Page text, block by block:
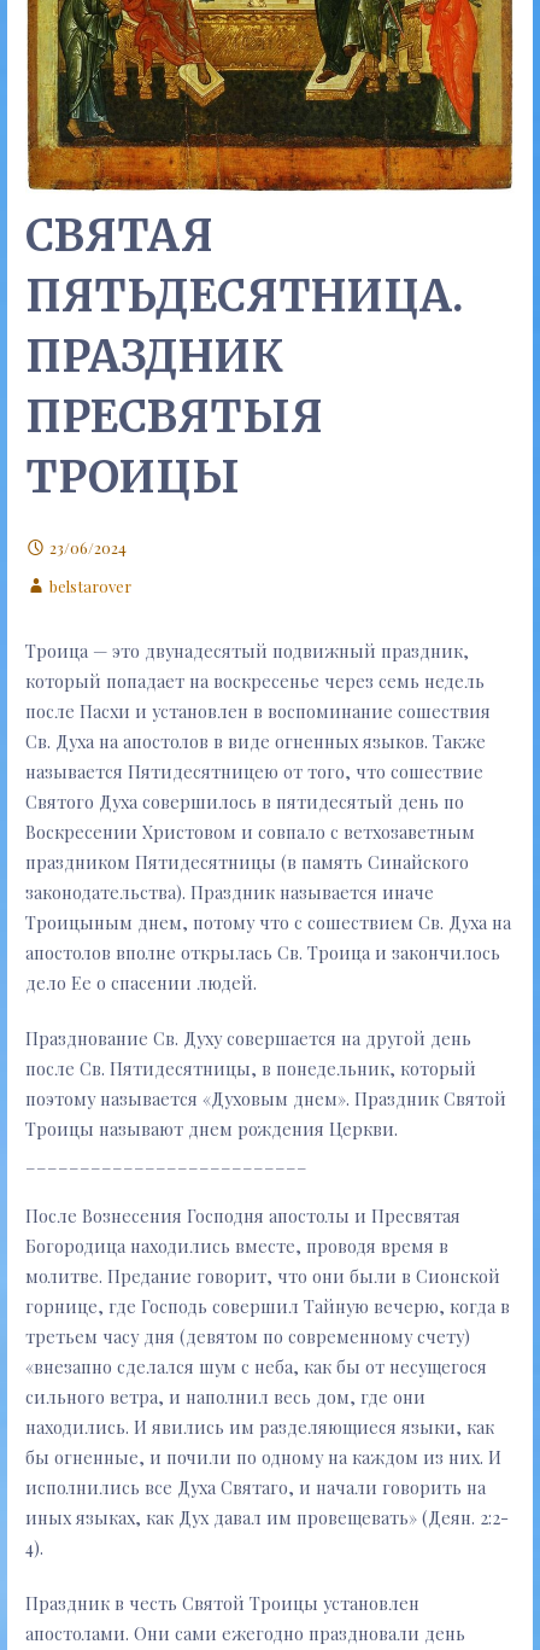
СВЯТАЯ
ПЯТЬДЕСЯТНИЦА.
ПРАЗДНИК
ПРЕСВЯТЫЯ
ТРОИЦЫ
23/06/2024
belstarover
Троица — это двунадесятый подвижный праздник,
который попадает на воскресенье через семь недель
после Пасхи и установлен в воспоминание сошествия
Св. Духа на апостолов в виде огненных языков. Также
называется Пятидесятницею от того, что сошествие
Святого Духа совершилось в пятидесятый день по
Воскресении Христовом и совпало с ветхозаветным
праздником Пятидесятницы (в память Синайского
законодательства). Праздник называется иначе
Троицыным днем, потому что с сошествием Св. Духа на
апостолов вполне открылась Св. Троица и закончилось
дело Ее о спасении людей.
Празднование Св. Духу совершается на другой день
после Св. Пятидесятницы, в понедельник, который
поэтому называется «Духовым днем». Праздник Святой
Троицы называют днем рождения Церкви.
После Вознесения Господня апостолы и Пресвятая
Богородица находились вместе, проводя время в
молитве. Предание говорит, что они были в Сионской
горнице, где Господь совершил Тайную вечерю, когда в
третьем часу дня (девятом по современному счету)
«внезапно сделался шум с неба, как бы от несущегося
сильного ветра, и наполнил весь дом, где они
находились. И явились им разделяющиеся языки, как
бы огненные, и почили по одному на каждом из них. И
исполнились все Духа Святаго, и начали говорить на
иных языках, как Дух давал им провещевать» (Деян. 2:2-
4).
Праздник в честь Святой Троицы установлен
апостолами. Они сами ежегодно праздновали день